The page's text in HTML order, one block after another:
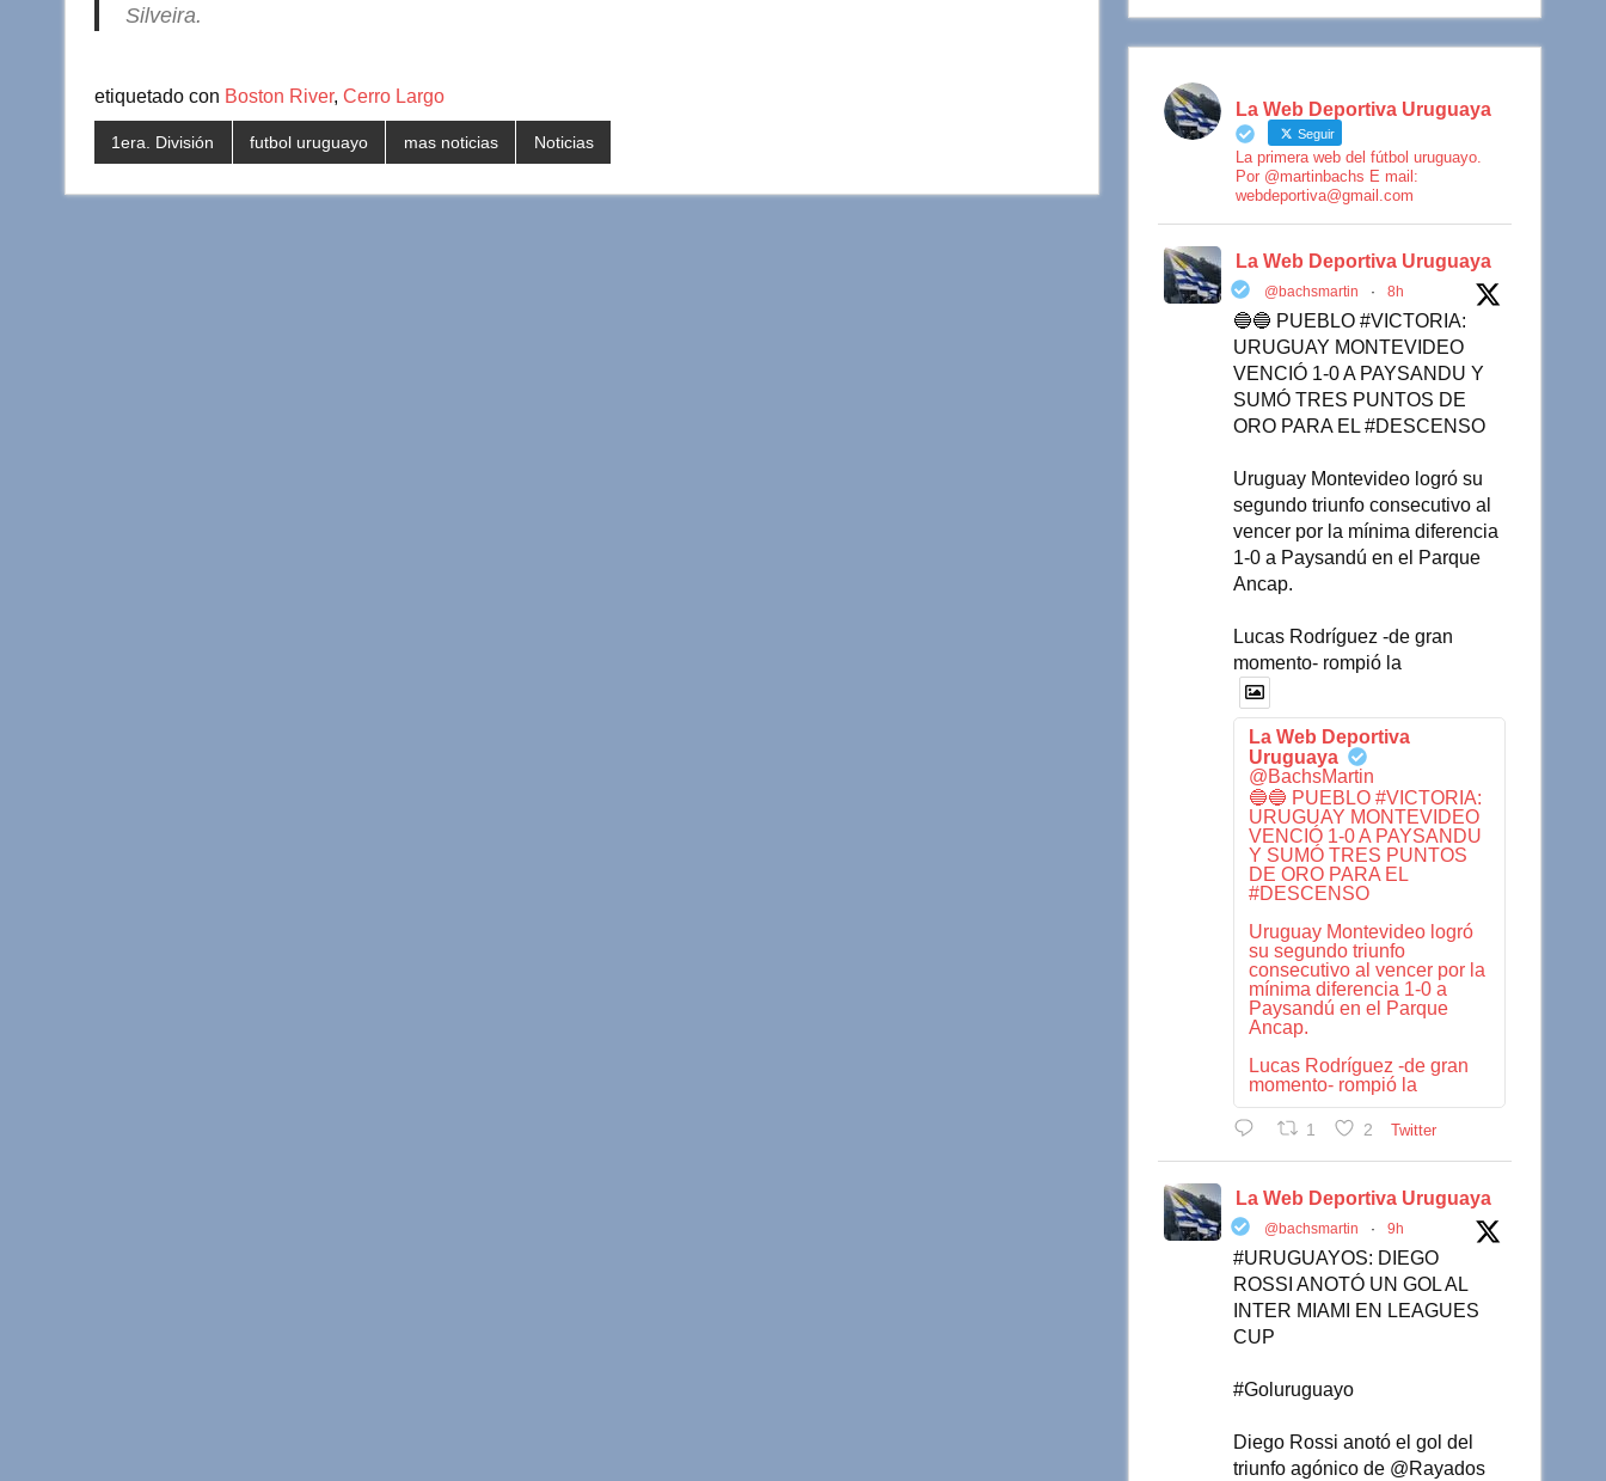
Silveira.
etiquetado con Boston River, Cerro Largo
1era. División futbol uruguayo mas noticias Noticias
La Web Deportiva Uruguaya
Seguir
La primera web del fútbol uruguayo.
Por @martinbachs E mail:
webdeportiva@gmail.com
La Web Deportiva Uruguaya
@bachsmartin · 8h
🔵🔵 PUEBLO #VICTORIA:
URUGUAY MONTEVIDEO
VENCIÓ 1-0 A PAYSANDU Y
SUMÓ TRES PUNTOS DE
ORO PARA EL #DESCENSO
Uruguay Montevideo logró su
segundo triunfo consecutivo al
vencer por la mínima diferencia
1-0 a Paysandú en el Parque
Ancap.
Lucas Rodríguez -de gran
momento- rompió la
La Web Deportiva
Uruguaya
@BachsMartin
🔵🔵 PUEBLO #VICTORIA:
URUGUAY MONTEVIDEO
VENCIÓ 1-0 A PAYSANDU
Y SUMÓ TRES PUNTOS
DE ORO PARA EL
#DESCENSO
Uruguay Montevideo logró
su segundo triunfo
consecutivo al vencer por la
mínima diferencia 1-0 a
Paysandú en el Parque
Ancap.
Lucas Rodríguez -de gran
momento- rompió la
1 2 Twitter
La Web Deportiva Uruguaya
@bachsmartin · 9h
#URUGUAYOS: DIEGO
ROSSI ANOTÓ UN GOL AL
INTER MIAMI EN LEAGUES
CUP
#Goluruguayo
Diego Rossi anotó el gol del
triunfo agónico de @Rayados